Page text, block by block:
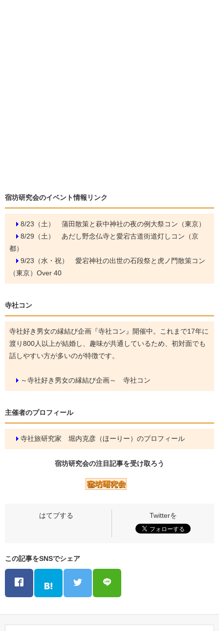
宿坊研究会のイベント情報リンク
8/23（土） 蒲田散策と萩中神社の夜の例大祭コン（東京）
8/29（土） あだし野念仏寺と愛宕古道街道灯しコン（京
都）
9/23（水・祝） 愛宕神社の出世の石段祭と虎ノ門散策コン
（東京）Over 40
寺社コン
寺社好き男女の縁結び企画『寺社コン』開催中。これまで17年に
渡り800人以上が結婚し、趣味が共通しているため、初対面でも
話しやすい方が多いのが特徴です。
～寺社好き男女の縁結び企画～ 寺社コン
主催者のプロフィール
寺社旅研究家 堀内克彦（ほーりー）のプロフィール
宿坊研究会の注目記事を受け取ろう
この記事をSNSでシェア